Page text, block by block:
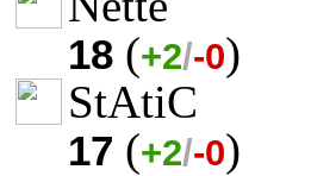
18 (+2/-0)
StAtiC
17 (+2/-0)